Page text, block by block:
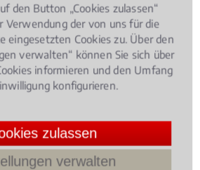
in nächster Nähe. Entscheiden Sie
einen Fachanwalt für Handelsrecht
in oder in der Nähe von Dresden
zu Handelsrecht
den Button „Cookies zulassen“
Verwendung der von uns für die
eingesetzten Cookies zu. Über den
verwalten“ können Sie sich über
informieren und den Umfang
konfigurieren.
zulassen
verwalten